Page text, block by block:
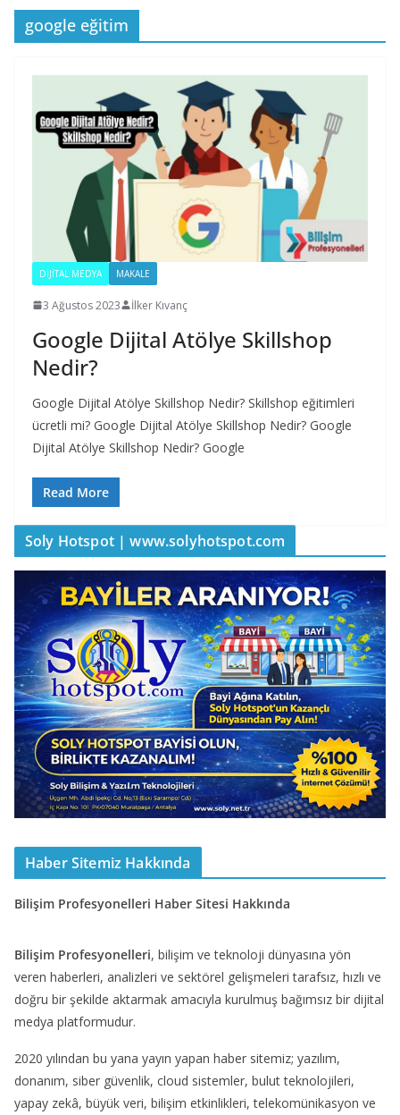
google eğitim
DIJITAL MEDYA MAKALE
3 Ağustos 2023 İlker Kıvanç
Google Dijital Atölye Skillshop
Nedir?
Google Dijital Atölye Skillshop Nedir? Skillshop eğitimleri
ücretli mi? Google Dijital Atölye Skillshop Nedir? Google
Dijital Atölye Skillshop Nedir? Google
Read More
Soly Hotspot | www.solyhotspot.com
Haber Sitemiz Hakkında
Bilişim Profesyonelleri Haber Sitesi Hakkında
Bilişim Profesyonelleri, bilişim ve teknoloji dünyasına yön
veren haberleri, analizleri ve sektörel gelişmeleri tarafsız, hızlı ve
doğru bir şekilde aktarmak amacıyla kurulmuş bağımsız bir dijital
medya platformudur.
2020 yılından bu yana yayın yapan haber sitemiz; yazılım,
donanım, siber güvenlik, cloud sistemler, bulut teknolojileri,
yapay zekâ, büyük veri, bilişim etkinlikleri, telekomünikasyon ve